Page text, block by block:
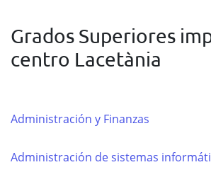
Grados Superiores
centro Lacetània
Administración y Finanzas
Administración de sistemas